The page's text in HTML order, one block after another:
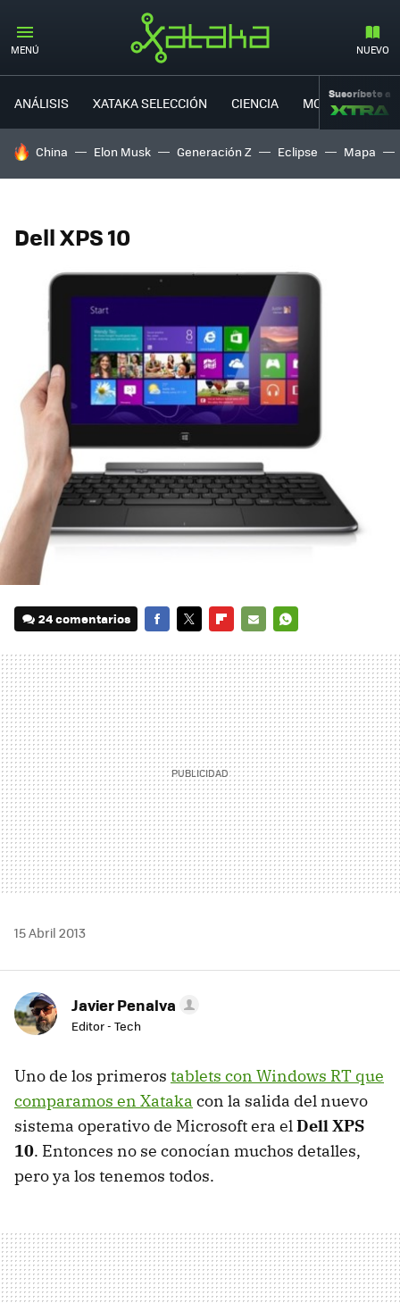
MENÚ NUEVO
ANÁLISIS XATAKA SELECCIÓN CIENCIA MOVILIDAD
Suscríbete a
HOY SE HABLA DE
China Elon Musk Generación Z Eclipse Mapa
Dell XPS 10
24 comentarios
MAIL
15 Abril 2013
Javier Penalva
Editor - Tech
Uno de los primeros tablets con Windows RT que
comparamos en Xataka con la salida del nuevo
sistema operativo de Microsoft era elDell XPS
10. Entonces no se conocían muchos detalles,
pero ya los tenemos todos.